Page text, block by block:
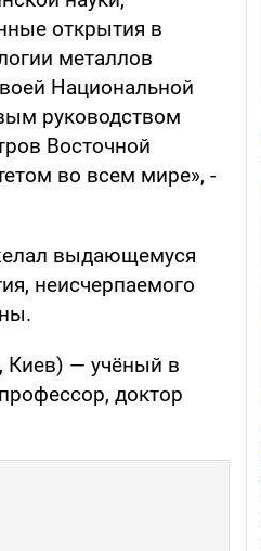
открытия в
металлов
Национальной
руководством
Восточной
во всем мире», -
выдающемуся
неисчерпаемого
Киев) — учёный в
доктор